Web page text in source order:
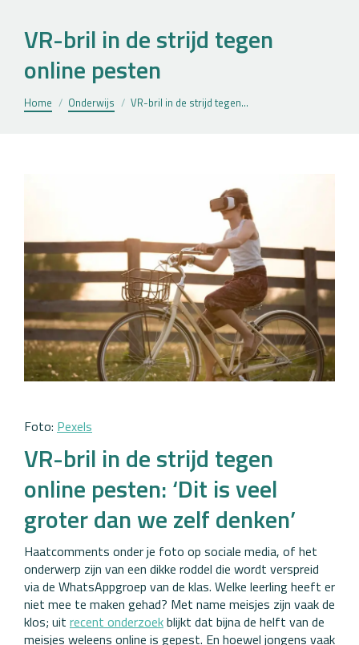
VR-bril in de strijd tegen
online pesten
Je bent hier:
Home Onderwijs VR-bril in de strijd tegen…
Foto: Pexels
VR-bril in de strijd tegen
online pesten: ‘Dit is veel
groter dan we zelf denken’
Haatcomments onder je foto op sociale media, of het
onderwerp zijn van een dikke roddel die wordt verspreid
via de WhatsAppgroep van de klas. Welke leerling heeft er
niet mee te maken gehad? Met name meisjes zijn vaak de
klos; uit recent onderzoekblijkt dat bijna de helft van de
meisjes weleens online is gepest. En hoewel jongens vaak